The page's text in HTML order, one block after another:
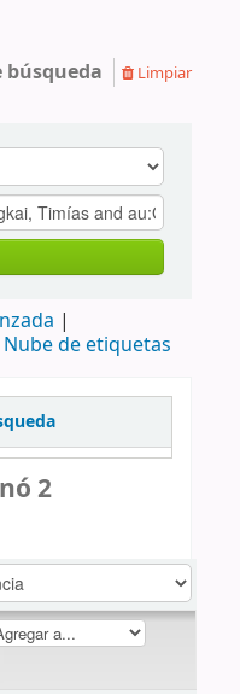
Limpiar
Nube de etiquetas
2